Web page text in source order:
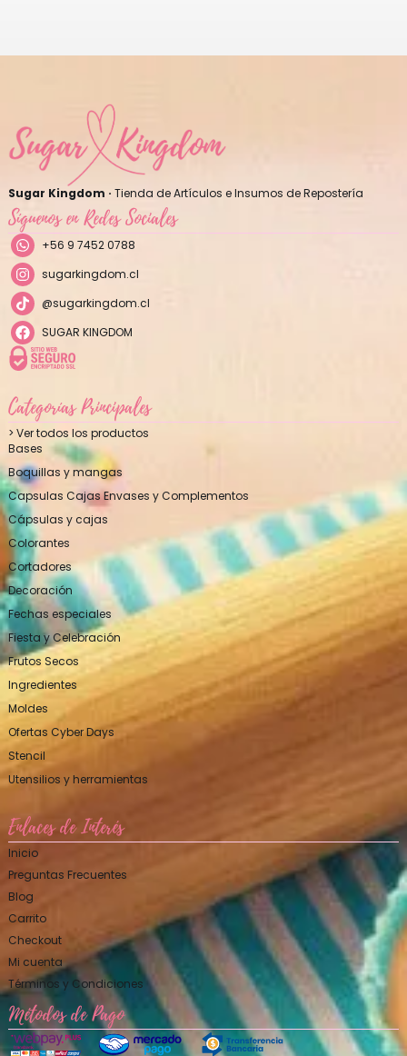
Sugar Kingdom · Tienda de Artículos e Insumos de Repostería
Síguenos en Redes Sociales
+56 9 7452 0788
sugarkingdom.cl
@sugarkingdom.cl
SUGAR KINGDOM
Categorías Principales
> Ver todos los productos
Bases
Boquillas y mangas
Capsulas Cajas Envases y Complementos
Cápsulas y cajas
Colorantes
Cortadores
Decoración
Fechas especiales
Fiesta y Celebración
Frutos Secos
Ingredientes
Moldes
Ofertas Cyber Days
Stencil
Utensilios y herramientas
Enlaces de Interés
Inicio
Preguntas Frecuentes
Blog
Carrito
Checkout
Mi cuenta
Términos y Condiciones
Métodos de Pago